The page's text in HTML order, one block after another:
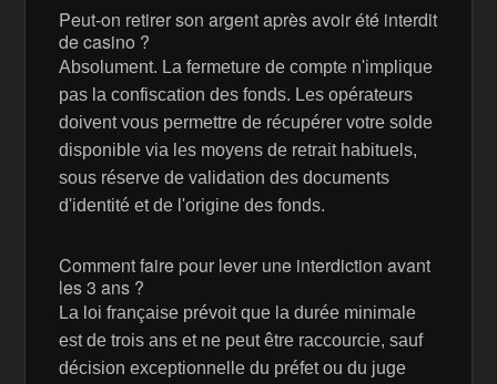
Peut-on retirer son argent après avoir été interdit
de casino ?
Absolument. La fermeture de compte n'implique
pas la confiscation des fonds. Les opérateurs
doivent vous permettre de récupérer votre solde
disponible via les moyens de retrait habituels,
sous réserve de validation des documents
d'identité et de l'origine des fonds.
Comment faire pour lever une interdiction avant
les 3 ans ?
La loi française prévoit que la durée minimale
est de trois ans et ne peut être raccourcie, sauf
décision exceptionnelle du préfet ou du juge